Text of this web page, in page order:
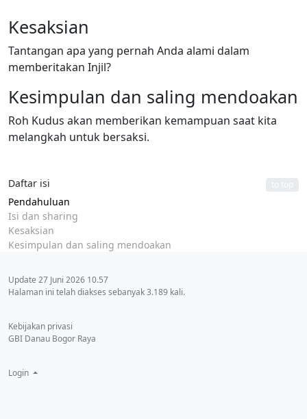
Kesaksian
Tantangan apa yang pernah Anda alami dalam
memberitakan Injil?
Kesimpulan dan saling mendoakan
Roh Kudus akan memberikan kemampuan saat kita
melangkah untuk bersaksi.
Daftar isi
Pendahuluan
Isi dan sharing
Kesaksian
Kesimpulan dan saling mendoakan
Update 27 Juni 2026 10.57
Halaman ini telah diakses sebanyak 3.189 kali.
Kebijakan privasi
GBI Danau Bogor Raya
Login